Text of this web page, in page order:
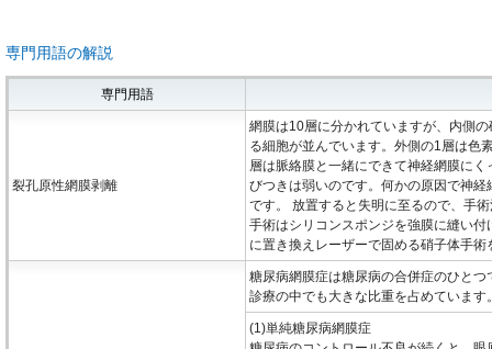
専門用語の解説
専門用語
裂孔原性網膜剥離
網膜は10層に分かれていますが、内側
る細胞が並んでいます。外側の1層は色
層は脈絡膜と一緒にできて神経網膜に
びつきは弱いのです。何かの原因で神
です。 放置すると失明に至るので、手
手術はシリコンスポンジを強膜に縫い
に置き換えレーザーで固める硝子体手
糖尿病網膜症は糖尿病の合併症のひと
診療の中でも大きな比重を占めていま
(1)単純糖尿病網膜症